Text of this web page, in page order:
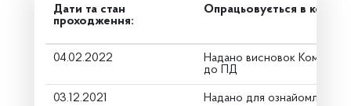
Дати та стан
проходження:
Опрацьовується в
04.02.2022
Надано висновок
до ПД
03.12.2021 Надано для ознайомлення